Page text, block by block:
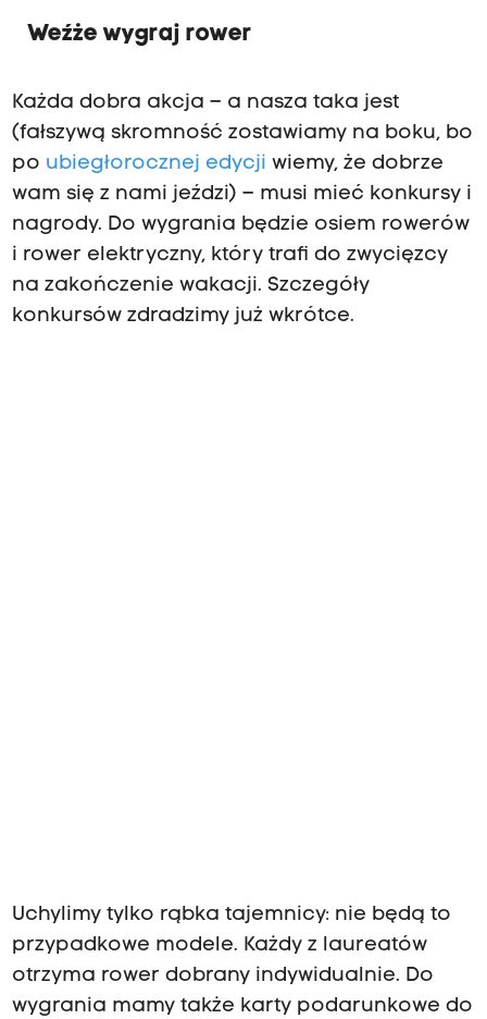
Weźże wygraj rower
Każda dobra akcja – a nasza taka jest
(fałszywą skromność zostawiamy na boku, bo
po ubiegłorocznej edycji wiemy, że dobrze
wam się z nami jeździ) – musi mieć konkursy i
nagrody. Do wygrania będzie osiem rowerów
i rower elektryczny, który trafi do zwycięzcy
na zakończenie wakacji. Szczegóły
konkursów zdradzimy już wkrótce.
Uchylimy tylko rąbka tajemnicy: nie będą to
przypadkowe modele. Każdy z laureatów
otrzyma rower dobrany indywidualnie. Do
wygrania mamy także karty podarunkowe do